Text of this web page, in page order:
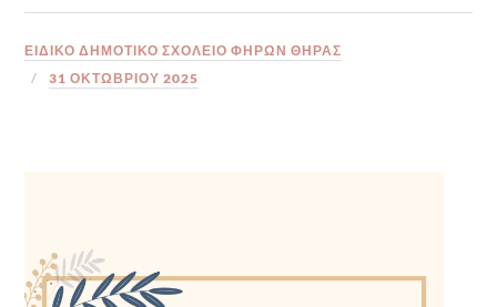
ΕΙΔΙΚΟ ΔΗΜΟΤΙΚΟ ΣΧΟΛΕΙΟ ΦΗΡΩΝ ΘΗΡΑΣ
31 ΟΚΤΩΒΡΊΟΥ 2025